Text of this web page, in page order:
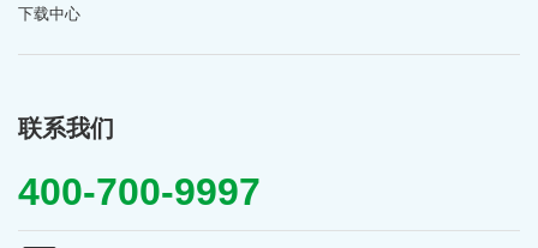
下载中心
联系我们
400-700-9997